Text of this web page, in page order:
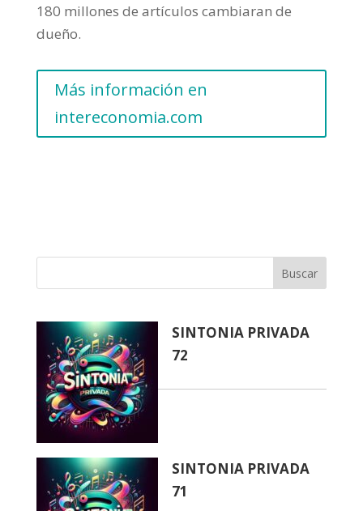
180 millones de artículos cambiaran de
dueño.
Más información en
intereconomia.com
Buscar
SINTONIA PRIVADA
72
SINTONIA PRIVADA
71